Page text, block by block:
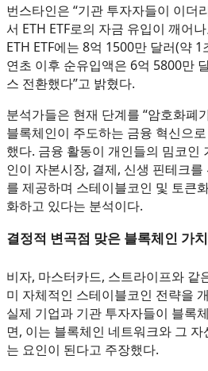
번스타인은 “기관 투자자들이 이더
서 ETH ETF로의 자금 유입이 깨어
ETH ETF에는 8억 1500만 달러(약
연초 이후 순유입액은 6억 5800만
스 전환했다”고 밝혔다.
분석가들은 현재 단계를 “암호화폐
블록체인이 주도하는 금융 혁신으
했다. 금융 활동이 개인들의 밈코인
인이 자본시장, 결제, 신생 핀테크
를 제공하며 스테이블코인 및 토큰
화하고 있다는 분석이다.
결정적 변곡점 맞은 블록체인 가치
비자, 마스터카드, 스트라이프와 같
미 자체적인 스테이블코인 전략을
실제 기업과 기관 투자자들이 블록
면, 이는 블록체인 네트워크와 그
는 요인이 된다고 주장했다.